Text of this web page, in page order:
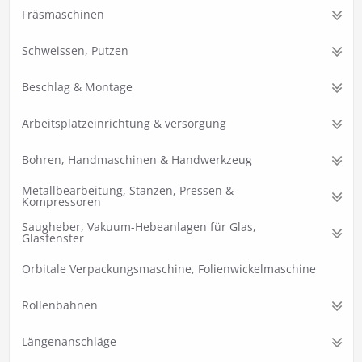
Fräsmaschinen
Schweissen, Putzen
Beschlag & Montage
Arbeitsplatzeinrichtung & versorgung
Bohren, Handmaschinen & Handwerkzeug
Metallbearbeitung, Stanzen, Pressen &
Kompressoren
Saugheber, Vakuum-Hebeanlagen für Glas,
Glasfenster
Orbitale Verpackungsmaschine, Folienwickelmaschine
Rollenbahnen
Längenanschläge